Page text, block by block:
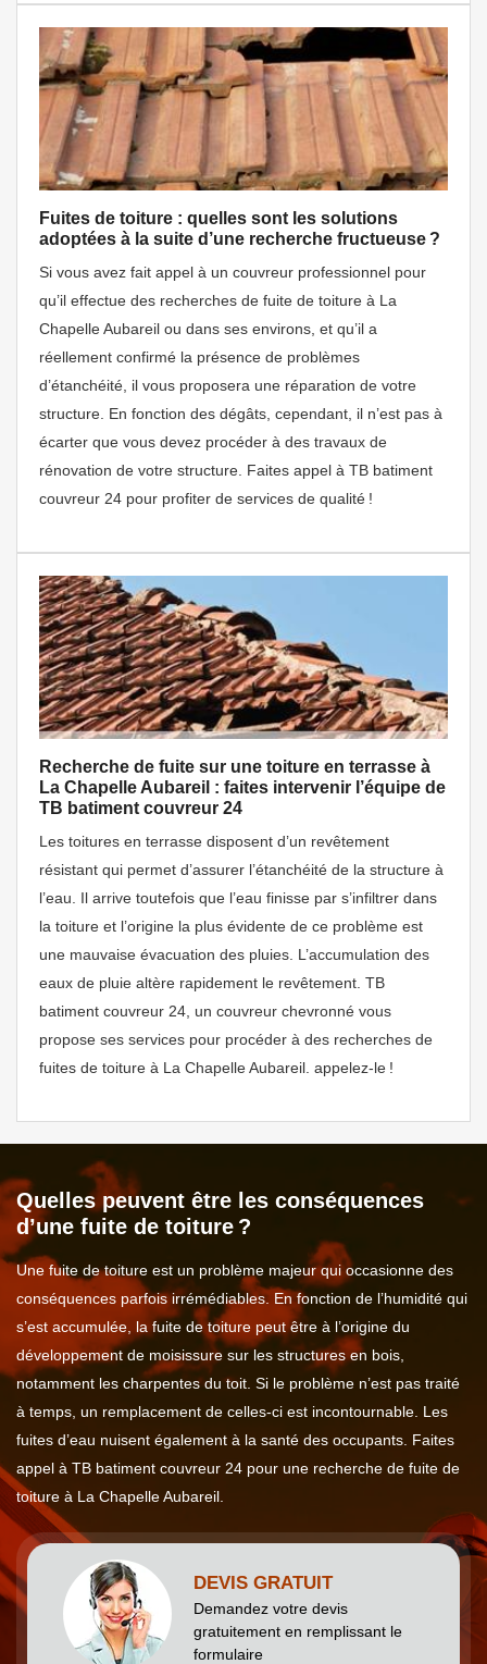
Fuites de toiture : quelles sont les solutions
adoptées à la suite d’une recherche fructueuse ?
Si vous avez fait appel à un couvreur professionnel pour
qu’il effectue des recherches de fuite de toiture à La
Chapelle Aubareil ou dans ses environs, et qu’il a
réellement confirmé la présence de problèmes
d’étanchéité, il vous proposera une réparation de votre
structure. En fonction des dégâts, cependant, il n’est pas à
écarter que vous devez procéder à des travaux de
rénovation de votre structure. Faites appel à TB batiment
couvreur 24 pour profiter de services de qualité !
Recherche de fuite sur une toiture en terrasse à
La Chapelle Aubareil : faites intervenir l’équipe de
TB batiment couvreur 24
Les toitures en terrasse disposent d’un revêtement
résistant qui permet d’assurer l’étanchéité de la structure à
l’eau. Il arrive toutefois que l’eau finisse par s’infiltrer dans
la toiture et l’origine la plus évidente de ce problème est
une mauvaise évacuation des pluies. L’accumulation des
eaux de pluie altère rapidement le revêtement. TB
batiment couvreur 24, un couvreur chevronné vous
propose ses services pour procéder à des recherches de
fuites de toiture à La Chapelle Aubareil. appelez-le !
Quelles peuvent être les conséquences
d’une fuite de toiture ?
Une fuite de toiture est un problème majeur qui occasionne des
conséquences parfois irrémédiables. En fonction de l’humidité qui
s’est accumulée, la fuite de toiture peut être à l’origine du
développement de moisissure sur les structures en bois,
notamment les charpentes du toit. Si le problème n’est pas traité
à temps, un remplacement de celles-ci est incontournable. Les
fuites d’eau nuisent également à la santé des occupants. Faites
appel à TB batiment couvreur 24 pour une recherche de fuite de
toiture à La Chapelle Aubareil.
DEVIS GRATUIT
Demandez votre devis
gratuitement en remplissant le
formulaire